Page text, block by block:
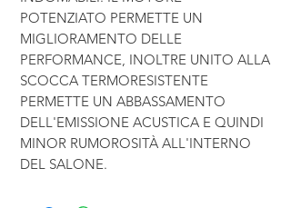
POTENZIATO PERMETTE UN
MIGLIORAMENTO DELLE
PERFORMANCE, INOLTRE UNITO ALLA
SCOCCA TERMORESISTENTE
PERMETTE UN ABBASSAMENTO
DELL'EMISSIONE ACUSTICA E QUINDI
MINOR RUMOROSITÀ ALL'INTERNO
DEL SALONE.